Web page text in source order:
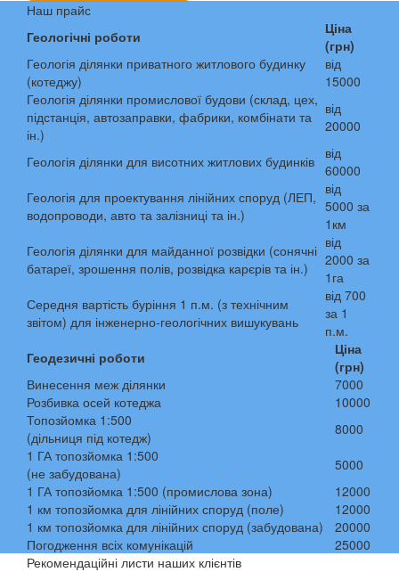
Наш прайс
Геологічні роботи
Ціна
(грн)
Геологія ділянки приватного житлового будинку
(котеджу)
від
15000
Геологія ділянки промислової будови (склад, цех,
підстанція, автозаправки, фабрики, комбінати та
ін.)
від
20000
Геологія ділянки для висотних житлових будинків
від
60000
Геологія для проектування лінійних споруд (ЛЕП,
водопроводи, авто та залізниці та ін.)
від
5000 за
1км
Геологія ділянки для майданної розвідки (сонячні
батареї, зрошення полів, розвідка карєрів та ін.)
від
2000 за
1га
Середня вартість буріння 1 п.м. (з технічним
звітом) для інженерно-геологічних вишукувань
від 700
за 1
п.м.
Геодезичні роботи
Ціна
(грн)
Винесення меж ділянки
7000
Розбивка осей котеджа
10000
Топозйомка 1:500
(дільниця під котедж)
8000
1 ГА топозйомка 1:500
(не забудована)
5000
1 ГА топозйомка 1:500 (промислова зона)
12000
1 км топозйомка для лінійних споруд (поле)
12000
1 км топозйомка для лінійних споруд (забудована)
20000
Погодження всіх комунікацій
25000
Рекомендаційні листи наших клієнтів